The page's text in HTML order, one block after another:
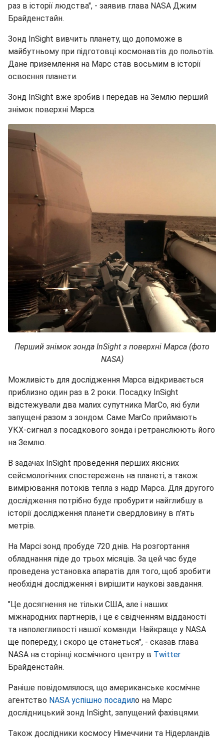
раз в історії людства", - заявив глава NASA Джим
Брайденстайн.
Зонд InSight вивчить планету, що допоможе в
майбутньому при підготовці космонавтів до польотів.
Дане приземлення на Марс став восьмим в історії
освоєння планети.
Зонд InSight вже зробив і передав на Землю перший
знімок поверхні Марса.
Перший знімок зонда InSight з поверхні Марса (фото
NASA)
Можливість для дослідження Марса відкривається
приблизно один раз в 2 роки. Посадку InSight
відстежували два малих супутника MarCo, які були
запущені разом з зондом. Саме MarCo приймають
УКХ-сигнал з посадкового зонда і ретранслюють його
на Землю.
В задачах InSight проведення перших якісних
сейсмологічних спостережень на планеті, а також
вимірювання потоків тепла з надр Марса. Для другого
дослідження потрібно буде пробурити найглибшу в
історії дослідження планети свердловину в п'ять
метрів.
На Марсі зонд пробуде 720 днів. На розгортання
обладнання піде до трьох місяців. За цей час буде
проведена установка апаратів для того, щоб зробити
необхідні дослідження і вирішити наукові завдання.
"Це досягнення не тільки США, але і наших
міжнародних партнерів, і це є свідченням відданості
та наполегливості нашої команди. Найкраще у NASA
ще попереду, і скоро це станеться", - сказав глава
NASA на сторінці космічного центру в Twitter
Брайденстайн.
Раніше повідомлялося, що американське космічне
агентство NASA успішно посадило на Марс
дослідницький зонд InSight, запущений фахівцями.
Також дослідники космосу Німеччини та Нідерландів